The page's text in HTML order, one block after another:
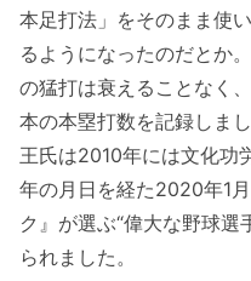
本足打法」をそのまま使
るようになったのだとか
の猛打は衰えることなく
本の本塁打数を記録しま
王氏は2010年には文化功
年の月日を経た2020年1
ク』が選ぶ“偉大な野球選
られました。